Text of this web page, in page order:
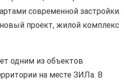
современной застройки.
проект, жилой комплекс
одним из объектов
на месте ЗИЛа. В